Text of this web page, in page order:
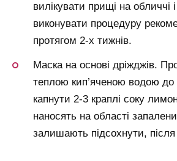
вилікувати прищі на обличчі
виконувати процедуру
протягом 2-х тижнів.
Маска на основі дріжджів.
теплою кип’яченою водою до
капнути 2-3 краплі соку
наносять на області
залишають підсохнути,